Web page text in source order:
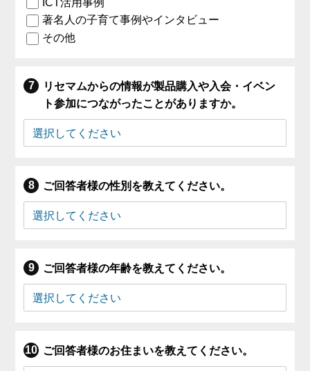
著名人の子育て事例やインタビュー
その他
リセマムからの情報が製品購入や入会・イベン
ト参加につながったことがありますか。
ご回答者様の性別を教えてください。
ご回答者様の年齢を教えてください。
ご回答者様のお住まいを教えてください。